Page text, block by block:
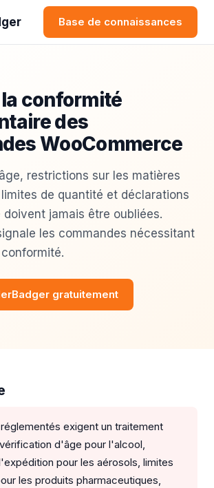
Base de connaissances
conformité
des
WooCommerce
restrictions sur les matières
de quantité et déclarations
doivent jamais être oubliées.
les commandes nécessitant
gratuitement
exigent un traitement
d'âge pour l'alcool,
pour les aérosols, limites
les produits pharmaceutiques,